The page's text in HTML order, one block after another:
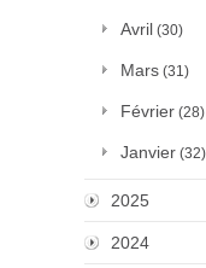
Avril (30)
Mars (31)
Février (28)
Janvier (32)
2025
2024